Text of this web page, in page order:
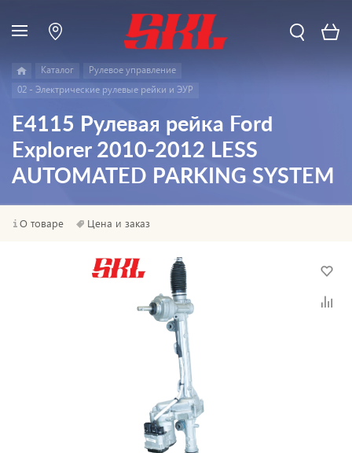
Каталог
Pулевое управление
02 - Электрические рулевые рейки и ЭУР
E4115 Рулевая рейка Ford
Explorer 2010-2012 LESS
AUTOMATED PARKING SYSTEM
О товаре Цена и заказ